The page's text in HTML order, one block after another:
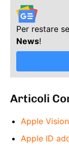
Per restare
News!
Articoli
Apple
Apple ID